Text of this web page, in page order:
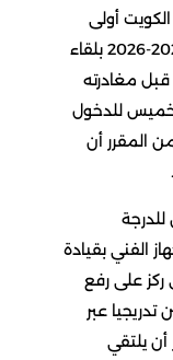
أولى
مبارياته التحضيرية للموسم الكروي 2025-2026 بلقاء
مغادرته
للدخول
المقرر أن
الفني بقيادة
على رفع
عبر
يلتقي